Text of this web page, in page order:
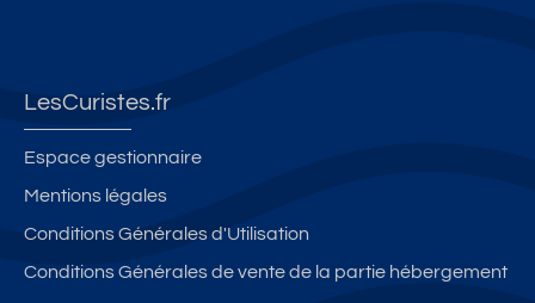
LesCuristes.fr
Espace gestionnaire
Mentions légales
Conditions Générales d'Utilisation
Conditions Générales de vente de la partie hébergement